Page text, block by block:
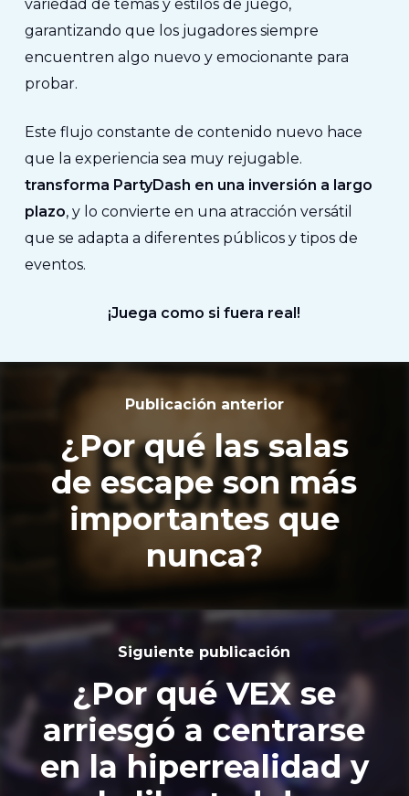
variedad de temas y estilos de juego,
garantizando que los jugadores siempre
encuentren algo nuevo y emocionante para
probar.
Este flujo constante de contenido nuevo hace
que la experiencia sea muy rejugable.
transforma PartyDash en una inversión a largo
plazo, y lo convierte en una atracción versátil
que se adapta a diferentes públicos y tipos de
eventos.
¡Juega como si fuera real!
Publicación anterior
¿Por qué las salas
de escape son más
importantes que
nunca?
Siguiente publicación
¿Por qué VEX se
arriesgó a centrarse
en la hiperrealidad y